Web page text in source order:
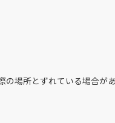
場所とずれている場合が